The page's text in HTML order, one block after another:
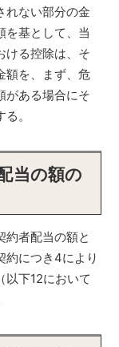
れない部分の金
を基として、当
ける控除は、そ
額を、まず、危
がある場合にそ
。
当の額の
者配当の額と
約につき4により
以下12において